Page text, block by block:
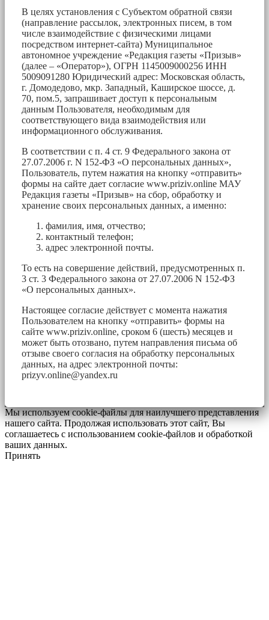
В целях установления с Субъектом обратной связи
(направление рассылок, электронных писем, в том
числе взаимодействие с физическими лицами
посредством интернет-сайта) Муниципальное
автономное учреждение «Редакция газеты «Призыв»
(далее – «Оператор»), ОГРН 1145009000256 ИНН
5009091280 Юридический адрес: Московская область,
г. Домодедово, мкр. Западный, Каширское шоссе, д.
70, пом.5, запрашивает доступ к персональным
данным Пользователя, необходимым для
соответствующего вида взаимодействия или
информационного обслуживания.
В соответствии с п. 4 ст. 9 Федерального закона от
27.07.2006 г. N 152-ФЗ «О персональных данных»,
Пользователь, путем нажатия на кнопку «отправить»
формы на сайте дает согласие www.priziv.online МАУ
Редакция газеты «Призыв» на сбор, обработку и
хранение своих персональных данных, а именно:
фамилия, имя, отчество;
контактный телефон;
адрес электронной почты.
То есть на совершение действий, предусмотренных п.
3 ст. 3 Федерального закона от 27.07.2006 N 152-ФЗ
«О персональных данных».
Настоящее согласие действует с момента нажатия
Пользователем на кнопку «отправить» формы на
сайте www.priziv.online, сроком 6 (шесть) месяцев и
может быть отозвано, путем направления письма об
отзыве своего согласия на обработку персональных
данных, на адрес электронной почты:
prizyv.online@yandex.ru
Мы используем cookie-файлы для наилучшего представления
нашего сайта. Продолжая использовать этот сайт, Вы
соглашаетесь с использованием cookie-файлов и обработкой
ваших данных.
Принять